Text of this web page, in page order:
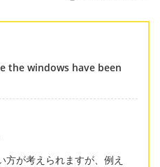
the windows have been
方が考えられますが、例え